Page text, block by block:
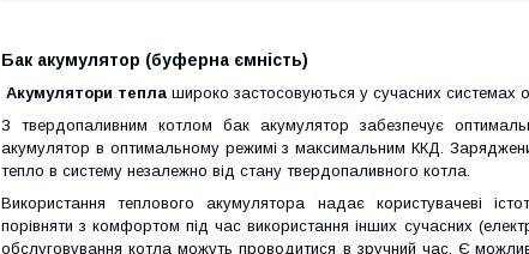
Бак акумулятор (буферна ємність)
Акумулятори тепла широко застосовуються у сучасних системах
З твердопаливним котлом бак акумулятор забезпечує
акумулятор в оптимальному режимі з максимальним ККД.
тепло в систему незалежно від стану твердопаливного котла.
Використання теплового акумулятора надає користувачеві
порівняти з комфортом під час використання інших сучасних
обслуговування котла можуть проводитися в зручний час. Є